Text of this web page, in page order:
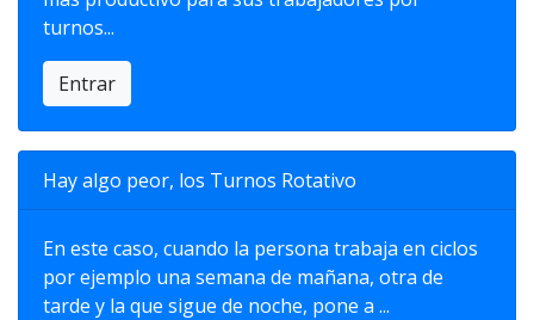
turnos...
Entrar
Hay algo peor, los Turnos Rotativo
En este caso, cuando la persona trabaja en ciclos
por ejemplo una semana de mañana, otra de
tarde y la que sigue de noche, pone a ...